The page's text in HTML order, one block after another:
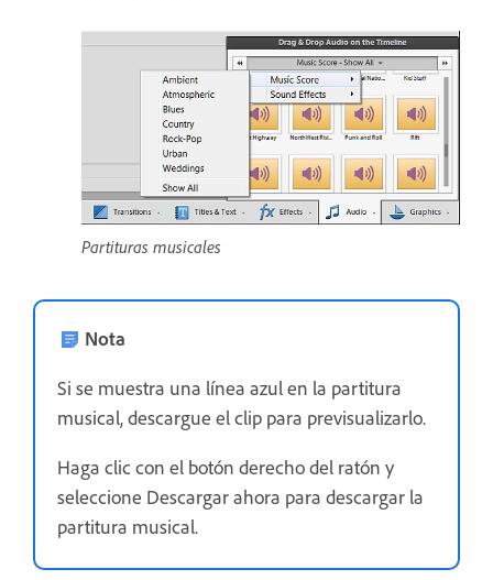
Partituras musicales
Nota
Si se muestra una línea azul en la partitura
musical, descargue el clip para previsualizarlo.
Haga clic con el botón derecho del ratón y
seleccione Descargar ahora para descargar la
partitura musical.